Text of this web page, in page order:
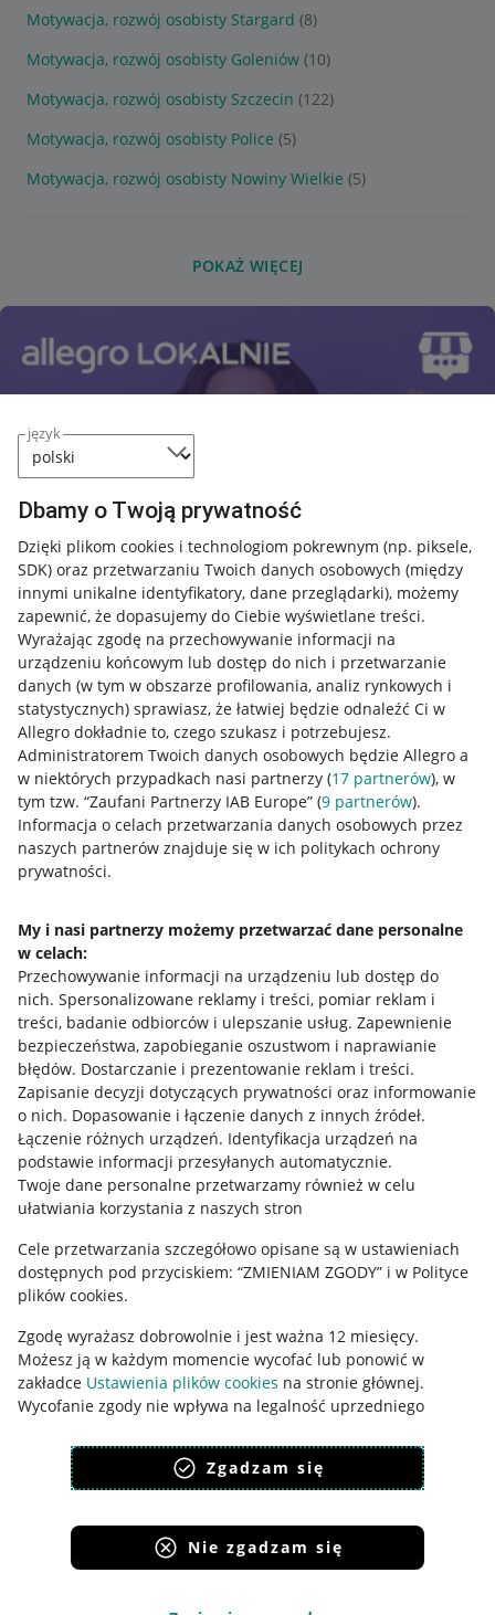
język
Dbamy o Twoją prywatność
Dzięki plikom cookies i technologiom pokrewnym (np. piksele,
SDK) oraz przetwarzaniu Twoich danych osobowych (między
innymi unikalne identyfikatory, dane przeglądarki), możemy
zapewnić, że dopasujemy do Ciebie wyświetlane treści.
Wyrażając zgodę na przechowywanie informacji na
urządzeniu końcowym lub dostęp do nich i przetwarzanie
danych (w tym w obszarze profilowania, analiz rynkowych i
statystycznych) sprawiasz, że łatwiej będzie odnaleźć Ci w
Allegro dokładnie to, czego szukasz i potrzebujesz.
Administratorem Twoich danych osobowych będzie Allegro a
w niektórych przypadkach nasi partnerzy (17 partnerów), w
tym tzw. “Zaufani Partnerzy IAB Europe” (9 partnerów).
Informacja o celach przetwarzania danych osobowych przez
naszych partnerów znajduje się w ich politykach ochrony
prywatności.
My i nasi partnerzy możemy przetwarzać dane personalne
w celach:
Przechowywanie informacji na urządzeniu lub dostęp do
nich. Spersonalizowane reklamy i treści, pomiar reklam i
treści, badanie odbiorców i ulepszanie usług. Zapewnienie
bezpieczeństwa, zapobieganie oszustwom i naprawianie
błędów. Dostarczanie i prezentowanie reklam i treści.
Zapisanie decyzji dotyczących prywatności oraz informowanie
o nich. Dopasowanie i łączenie danych z innych źródeł.
Łączenie różnych urządzeń. Identyfikacja urządzeń na
podstawie informacji przesyłanych automatycznie.
Twoje dane personalne przetwarzamy również w celu
ułatwiania korzystania z naszych stron
Cele przetwarzania szczegółowo opisane są w ustawieniach
dostępnych pod przyciskiem: “ZMIENIAM ZGODY” i w Polityce
plików cookies.
Zgodę wyrażasz dobrowolnie i jest ważna 12 miesięcy.
Możesz ją w każdym momencie wycofać lub ponowić w
zakładce Ustawienia plików cookies na stronie głównej.
Wycofanie zgody nie wpływa na legalność uprzedniego
polityka plików cookies
polityka ochrony prywatności
Zgadzam się
Nie zgadzam się
Motywacja, rozwój osobisty Stargard (8)
Motywacja, rozwój osobisty Goleniów (10)
Motywacja, rozwój osobisty Szczecin (122)
Motywacja, rozwój osobisty Police (5)
Motywacja, rozwój osobisty Nowiny Wielkie (5)
POKAŻ WIĘCEJ
Przydatne informacje
Jak to działa
Napisz do nas
Allegro Gadane dla kupujących
Mapa miejscowości
Informacje prawne
Regulamin
Polityka plików "cookies"
Ustawienia plików "cookies"
Udostępnianie lokalizacji
Pobierz aplikację
Korzystanie z serwisu oznacza akceptacjęregulaminu